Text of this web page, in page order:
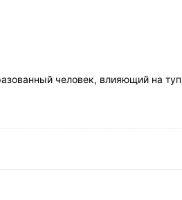
человек, влияющий на